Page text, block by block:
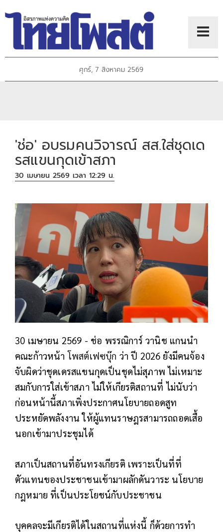
ศุกร์, 7 สิงหาคม 2569
'ช่อ' อบรมคนวิจารณ์ สส.ใส่ชุดเด
รสแขนกุดเข้าสภา
30 เมษายน 2569 เวลา 12:29 น.
30 เมษายน 2569 - ช่อ พรรณิการ์ วานิช แกนนำ
คณะก้าวหน้าโพสต์เฟซบุ๊ก ว่า ปี 2026 ยังมีคนจ้อง
จับผิดว่าชุดเดรสแขนกุดเป็นชุดไม่สุภาพ ไม่เหมาะ
สมกับการใส่เข้าสภา ไม่ให้เกียรติสถานที่ ไม่นับว่า
ก่อนหน้านี้สภาเพิ่งประกาศนโยบายถอดสูท
ประหยัดพลังงาน ให้ผู้แทนราษฎรสามารถถอดเสื้อ
นอกเข้ามาประชุมได้
สภาเป็นสถานที่อันทรงเกียรติ เพราะเป็นที่ที่
ตัวแทนของประชาชนเข้ามาผลักดันวาระ นโยบาย
กฎหมาย ที่เป็นประโยชน์กับประชาชน
บุคคลจะมีเกียรติได้ในสถานที่แห่งนี้ ก็ด้วยการทำ